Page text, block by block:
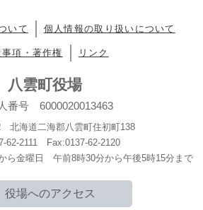
いて 個人情報の取り扱いについて
項・著作権 リンク
八雲町役場
番号 6000020013463
北海道二海郡八雲町住初町138
62-2111 Fax:0137-62-2120
ら金曜日 午前8時30分から午後5時15分まで
役場へのアクセス